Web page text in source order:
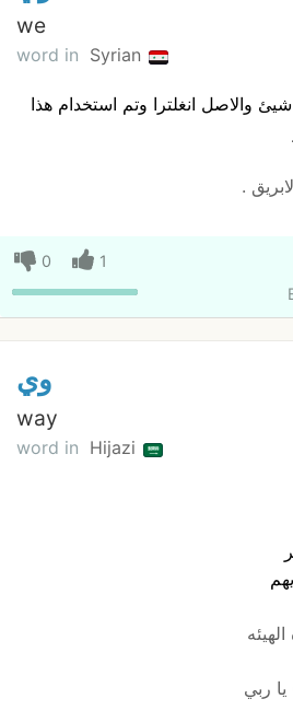
we
word in Syrian
والاصل انغلترا وتم استخدام هذا
.
0
1
وي
way
word in Hijazi
ربي